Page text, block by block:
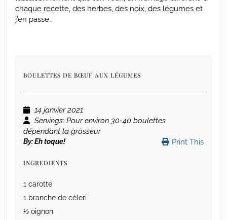
chaque recette, des herbes, des noix, des légumes et
j’en passe…
BOULETTES DE BŒUF AUX LÉGUMES
14 janvier 2021
Servings: Pour environ 30-40 boulettes
dépendant la grosseur
Print This
By:Eh toque!
INGREDIENTS
1 carotte
1 branche de céleri
½ oignon